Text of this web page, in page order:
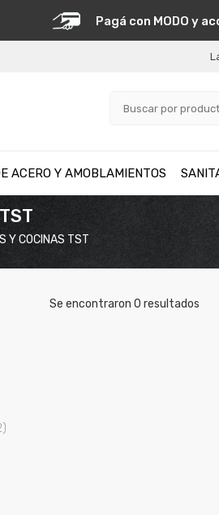
Pagá con MODO y
ACERO Y AMOBLAMIENTOS
Y COCINAS TST
Se encontraron 0 resultados